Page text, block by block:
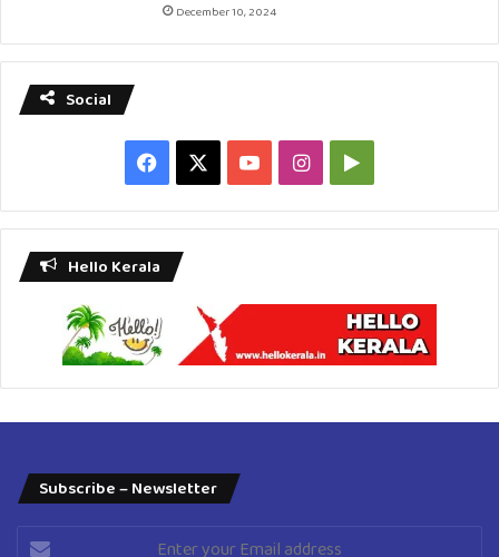
December 10, 2024
Social
Facebook YouTubeInstagramGoogle
Play
Hello Kerala
Subscribe – Newsletter